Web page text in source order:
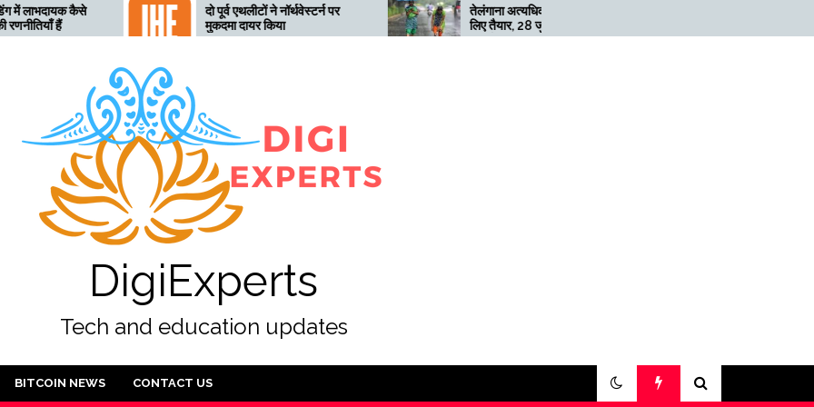
कैसे
दो पूर्व एथलीटों ने नॉर्थवेस्टर्न पर
मुकदमा दायर किया
तेलंगाना अत्यधिक भारी बारिश के
लिए तैयार, 28 जुलाई तक ‘रेड’
अलर्ट जारी
हुई तो खनन लाभदायक नहीं है
DigiExperts
Tech and education updates
BITCOIN NEWS CONTACT US